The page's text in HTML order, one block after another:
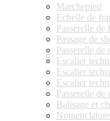
Marchepied
Echelle de
Passerelle de
Passage de
Passerelle de
Escalier
Escalier
Escalier
Passerelle de
Balisage et
Nomenclature